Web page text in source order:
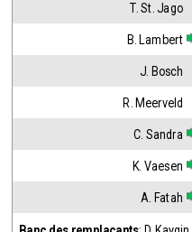
T. St. Jago
B. Lambert
J. Bosch
R. Meerveld
C. Sandra
K. Vaesen
A. Fatah